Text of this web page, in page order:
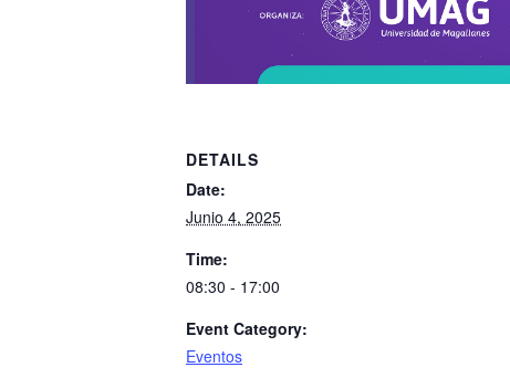
DETAILS
Date:
Junio 4, 2025
Time:
08:30 - 17:00
Event Category:
Eventos